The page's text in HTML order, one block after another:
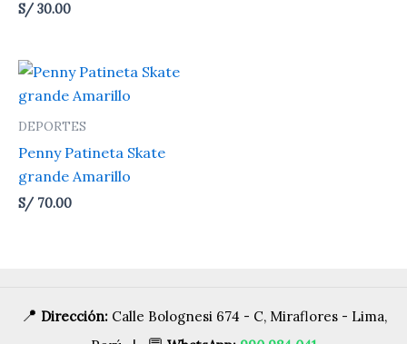
S/30.00
DEPORTES
Penny Patineta Skate
grande Amarillo
S/70.00
📍 Dirección:Calle Bolognesi 674 - C, Miraflores - Lima,